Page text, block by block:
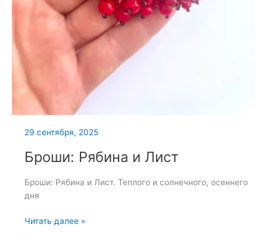
29 сентября, 2025
Броши: Рябина и Лист
Броши: Рябина и Лист. Теплого и солнечного, осеннего
дня
Броши:
Читать далее »